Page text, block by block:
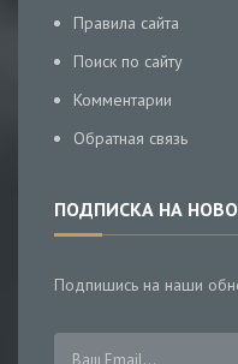
Правила сайта
Поиск по сайту
Комментарии
Обратная связь
ПОДПИСКА НА
Подпишись на наши